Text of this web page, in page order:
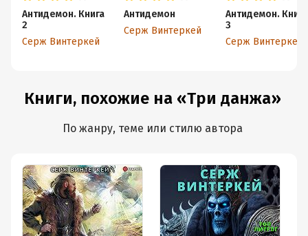
Антидемон. Книга
2
Серж Винтеркей
Антидемон
Серж Винтеркей
Антидемон. Книга
3
Серж Винтеркей
Книги, похожие на «Три данжа»
По жанру, теме или стилю автора